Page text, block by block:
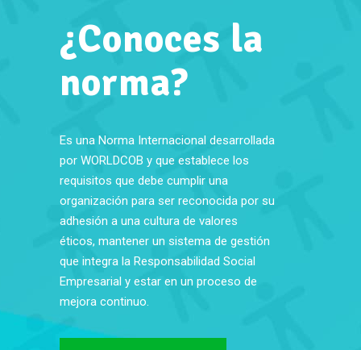
¿Conoces la
norma?
Es una Norma Internacional desarrollada
por WORLDCOB y que establece los
requisitos que debe cumplir una
organización para ser reconocida por su
adhesión a una cultura de valores
éticos, mantener un sistema de gestión
que integra la Responsabilidad Social
Empresarial y estar en un proceso de
mejora continuo.